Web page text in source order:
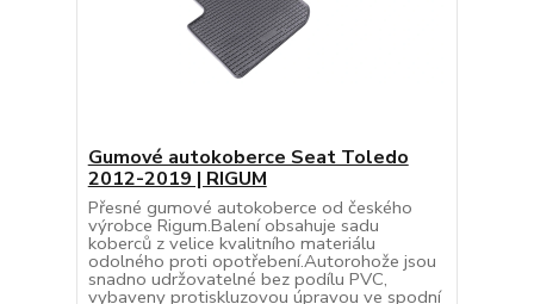
Gumové autokoberce Seat Toledo
2012-2019 | RIGUM
Přesné gumové autokoberce od českého
výrobce Rigum.Balení obsahuje sadu
koberců z velice kvalitního materiálu
odolného proti opotřebení.Autorohože jsou
snadno udržovatelné bez podílu PVC,
vybaveny protiskluzovou úpravou ve spodní